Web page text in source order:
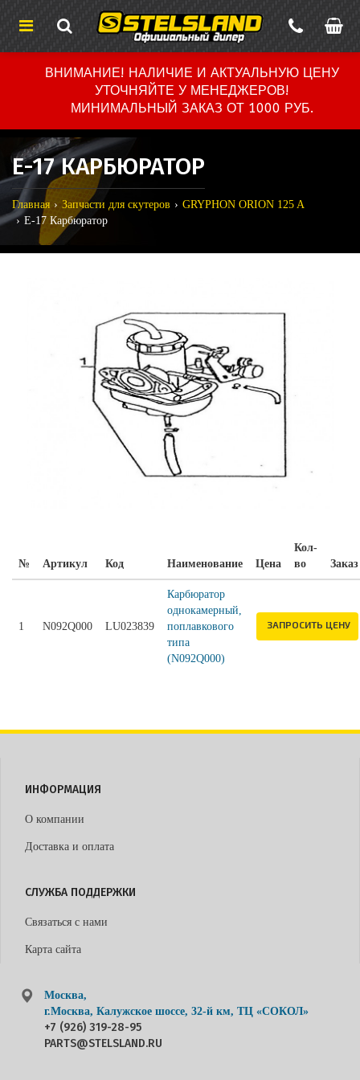
ВНИМАНИЕ! НАЛИЧИЕ И АКТУАЛЬНУЮ ЦЕНУ
УТОЧНЯЙТЕ У МЕНЕДЖЕРОВ!
МИНИМАЛЬНЫЙ ЗАКАЗ ОТ 1000 РУБ.
E-17 КАРБЮРАТОР
Главная Запчасти для скутеров
GRYPHON ORION 125 A
E-17 Карбюратор
№ Артикул Код Наименование Цена
Кол-
во
Заказ
1 N092Q000 LU023839
Карбюратор
однокамерный,
поплавкового
типа
(N092Q000)
ЗАПРОСИТЬ ЦЕНУ
ИНФОРМАЦИЯ
О компании
Доставка и оплата
СЛУЖБА ПОДДЕРЖКИ
Связаться с нами
Карта сайта
Москва,
г.Москва, Калужское шоссе, 32-й км, ТЦ «СОКОЛ»
+7 (926) 319-28-95
PARTS@STELSLAND.RU